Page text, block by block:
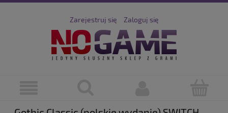
Zarejestruj się Zaloguj się